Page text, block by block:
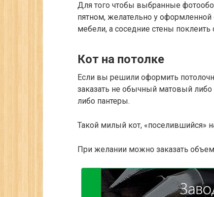
Для того чтобы выбранные
пятном, желательно у
мебели, а соседние стены
Кот на потолке
Если вы решили оформить
заказать не обычный матовый
либо пантеры.
Такой милый кот, «поселившийся»
При желании можно заказать